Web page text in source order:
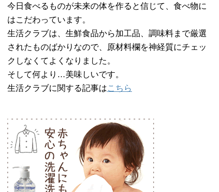
今日食べるものが未来の体を作ると信じて、食べ物に
はこだわっています。
生活クラブは、生鮮食品から加工品、調味料まで厳選
されたものばかりなので、原材料欄を神経質にチェッ
クしなくてよくなりました。
そして何より…美味しいです。
生活クラブに関する記事はこちら